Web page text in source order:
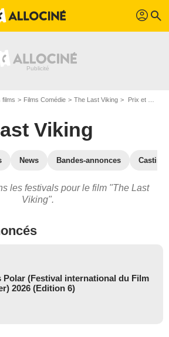
profil search
films Films Comédie The Last Viking Prix et nominations pour The Last Viking
Viking
News Bandes-annonces Casting
les festivals pour le film "The Last
Viking".
Polar (Festival international du Film
2026 (Edition 6)